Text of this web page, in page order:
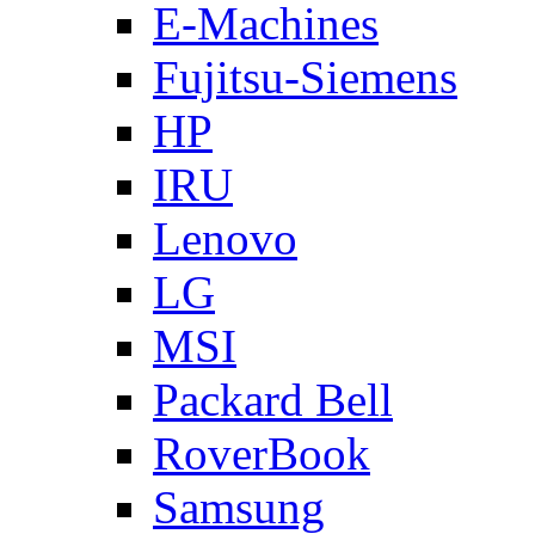
E-Machines
Fujitsu-Siemens
HP
IRU
Lenovo
LG
MSI
Packard Bell
RoverBook
Samsung